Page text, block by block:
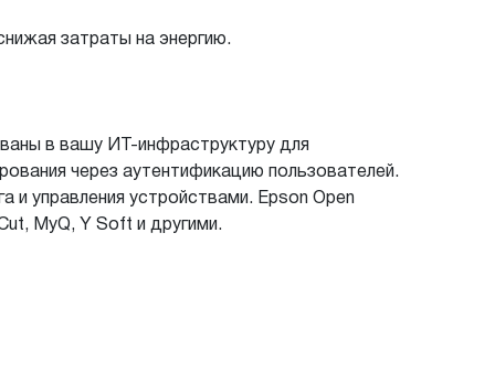
затраты на энергию.
в вашу ИТ-инфраструктуру для
через аутентификацию пользователей.
и управления устройствами. Epson Open
MyQ, Y Soft и другими.